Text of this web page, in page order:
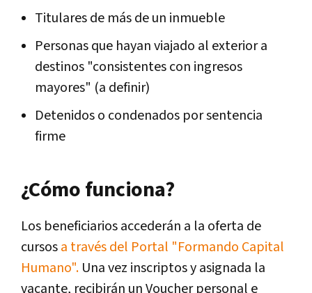
Titulares de más de un inmueble
Personas que hayan viajado al exterior a
destinos "consistentes con ingresos
mayores" (a definir)
Detenidos o condenados por sentencia
firme
¿Cómo funciona?
Los beneficiarios accederán a la oferta de
cursosa través del Portal "Formando Capital
Humano". Una vez inscriptos y asignada la
vacante, recibirán un Voucher personal e